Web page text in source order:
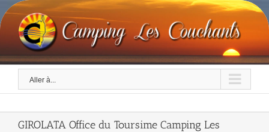
Skip
to
content
Aller à...
GIROLATA Office du Toursime Camping Les